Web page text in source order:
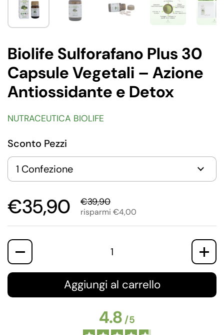
Biolife Sulforafano Plus 30
Capsule Vegetali – Azione
Antiossidante e Detox
NUTRACEUTICA BIOLIFE
Sconto Pezzi
€35,90 €39,90
risparmi €4,00
Quantità
Aggiungi al carrello
4.8/5